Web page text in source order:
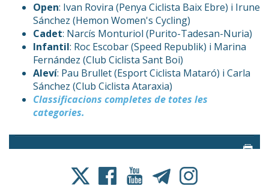
Open: Ivan Rovira (Penya Ciclista Baix Ebre) i Irune
Sánchez (Hemon Women's Cycling)
Cadet: Narcís Monturiol (Purito-Tadesan-Nuria)
Infantil: Roc Escobar (Speed Republik) i Marina
Fernández (Club Ciclista Sant Boi)
Aleví: Pau Brullet (Esport Ciclista Mataró) i Carla
Sánchez (Club Ciclista Ataraxia)
Classificacions completes de totes les
categories.